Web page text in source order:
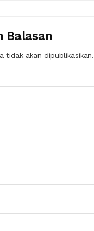
Balasan
tidak akan dipublikasikan.